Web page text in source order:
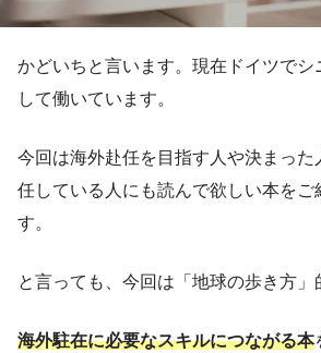
かどいちと言います。現在ドイツでシ
して働いています。
今回は海外赴任を目指す人や決まった
任している人にも読んで欲しい本をご
す。
と言っても、今回は「地球の歩き方」
海外駐在に必要なスキルにつながる本